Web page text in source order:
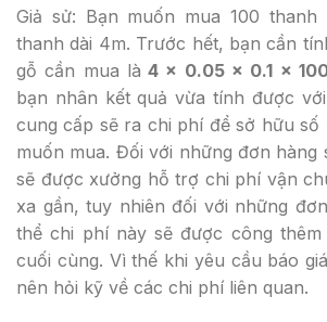
Giả sử: Bạn muốn mua 100 thanh
thanh dài 4m. Trước hết, bạn cần
gỗ cần mua là 4 x 0.05 x 0.1 x
bạn nhân kết quả vừa tính được
cung cấp sẽ ra chi phí để sở hữu số
muốn mua. Đối với những đơn hàng
sẽ được xưởng hỗ trợ chi phí vận
xa gần, tuy nhiên đối với những
thể chi phí này sẽ được công
cuối cùng. Vì thế khi yêu cầu báo
nên hỏi kỹ về các chi phí liên quan.